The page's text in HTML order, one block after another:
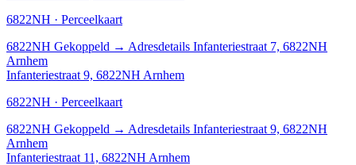
6822NH · Perceelkaart
6822NH Gekoppeld → Adresdetails Infanteriestraat 7, 6822NH
Arnhem
Infanteriestraat 9, 6822NH Arnhem
6822NH · Perceelkaart
6822NH Gekoppeld → Adresdetails Infanteriestraat 9, 6822NH
Arnhem
Infanteriestraat 11, 6822NH Arnhem